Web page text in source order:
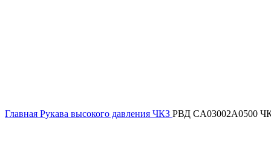
Главная Рукава высокого давления ЧКЗ РВД CA03002A0500